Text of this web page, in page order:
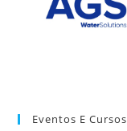
Eventos E Cursos